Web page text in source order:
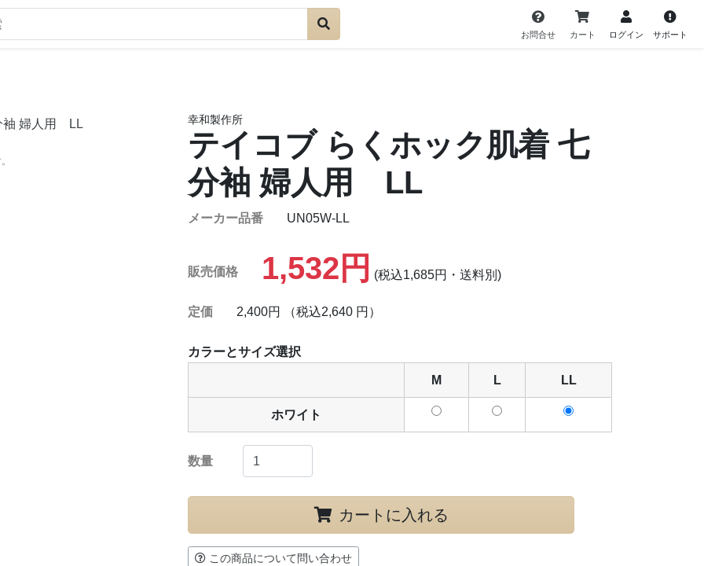
お問合せ カート ログイン サポート
幸和製作所
テイコブ らくホック肌着 七
分袖 婦人用 LL
メーカー品番 UN05W-LL
販売価格 1,532円 (税込1,685円・送料別)
定価 2,400円 （税込2,640 円）
カラーとサイズ選択
M L LL
ホワイト
数量
カートに入れる
この商品について問い合わせ